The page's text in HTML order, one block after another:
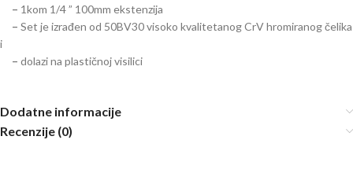
– 1kom 1/4 ” 100mm ekstenzija
– Set je izrađen od 50BV30 visoko kvalitetanog CrV hromiranog čelika
i
– dolazi na plastičnoj visilici
Dodatne informacije
Recenzije (0)